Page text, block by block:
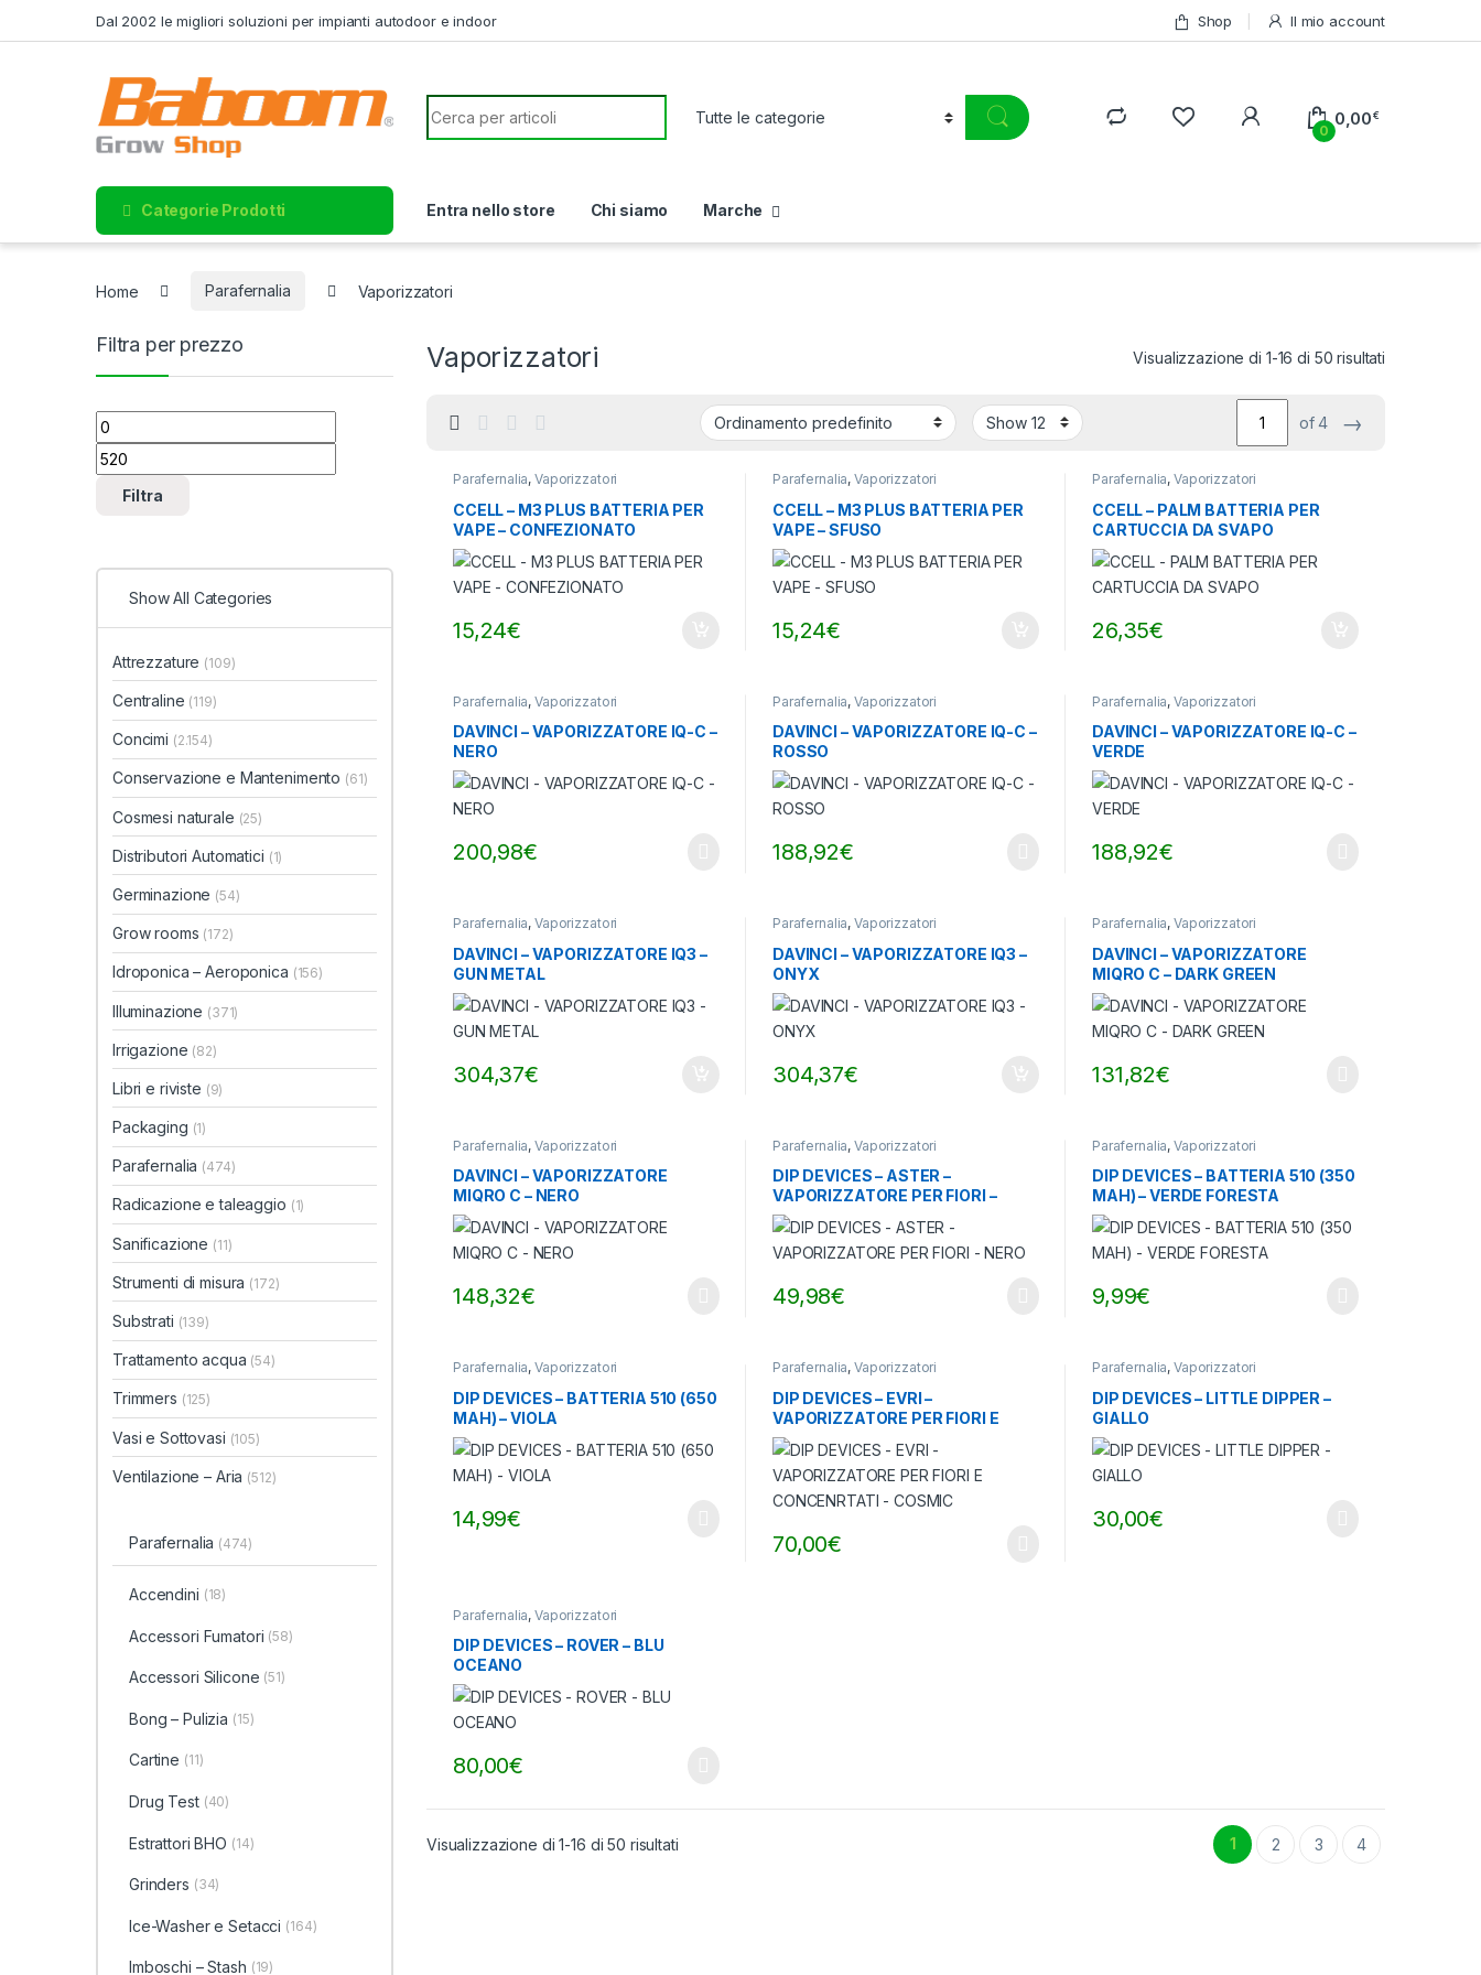
Dal 2002 le migliori soluzioni per impianti autodoor e indoor Shop Il mio account
Search for:
0
0,00€
Categorie Prodotti Entra nello store Chi siamo Marche
Home Parafernalia Vaporizzatori
Vaporizzatori Visualizzazione di 1-16 di 50 risultati
of 4 →
Parafernalia,Vaporizzatori
CCELL – M3 PLUS BATTERIA PER
VAPE – CONFEZIONATO
15,24€
Parafernalia,Vaporizzatori
CCELL – M3 PLUS BATTERIA PER
VAPE – SFUSO
15,24€
Parafernalia,Vaporizzatori
CCELL – PALM BATTERIA PER
CARTUCCIA DA SVAPO
26,35€
Parafernalia,Vaporizzatori
DAVINCI – VAPORIZZATORE IQ-C –
NERO
200,98€
Parafernalia,Vaporizzatori
DAVINCI – VAPORIZZATORE IQ-C –
ROSSO
188,92€
Parafernalia,Vaporizzatori
DAVINCI – VAPORIZZATORE IQ-C –
VERDE
188,92€
Parafernalia,Vaporizzatori
DAVINCI – VAPORIZZATORE IQ3 –
GUN METAL
304,37€
Parafernalia,Vaporizzatori
DAVINCI – VAPORIZZATORE IQ3 –
ONYX
304,37€
Parafernalia,Vaporizzatori
DAVINCI – VAPORIZZATORE
MIQRO C – DARK GREEN
131,82€
Parafernalia,Vaporizzatori
DAVINCI – VAPORIZZATORE
MIQRO C – NERO
148,32€
Parafernalia,Vaporizzatori
DIP DEVICES – ASTER –
VAPORIZZATORE PER FIORI –
NERO
49,98€
Parafernalia,Vaporizzatori
DIP DEVICES – BATTERIA 510 (350
MAH) – VERDE FORESTA
9,99€
Parafernalia,Vaporizzatori
DIP DEVICES – BATTERIA 510 (650
MAH) – VIOLA
14,99€
Parafernalia,Vaporizzatori
DIP DEVICES – EVRI –
VAPORIZZATORE PER FIORI E
CONCENRTATI – COSMIC
70,00€
Parafernalia,Vaporizzatori
DIP DEVICES – LITTLE DIPPER –
GIALLO
30,00€
Parafernalia,Vaporizzatori
DIP DEVICES – ROVER – BLU
OCEANO
80,00€
Visualizzazione di 1-16 di 50 risultati 1 2 3 4
Filtra per prezzo
Prezzo Min
Prezzo Max
Filtra
Show All Categories
Attrezzature (109)
Centraline (119)
Concimi (2.154)
Conservazione e Mantenimento (61)
Cosmesi naturale (25)
Distributori Automatici (1)
Germinazione (54)
Grow rooms (172)
Idroponica – Aeroponica (156)
Illuminazione (371)
Irrigazione (82)
Libri e riviste (9)
Packaging (1)
Parafernalia (474)
Radicazione e taleaggio (1)
Sanificazione (11)
Strumenti di misura (172)
Substrati (139)
Trattamento acqua (54)
Trimmers (125)
Vasi e Sottovasi (105)
Ventilazione – Aria (512)
Parafernalia (474)
Accendini (18)
Accessori Fumatori (58)
Accessori Silicone (51)
Bong – Pulizia (15)
Cartine (11)
Drug Test (40)
Estrattori BHO (14)
Grinders (34)
Ice-Washer e Setacci (164)
Imboschi – Stash (19)